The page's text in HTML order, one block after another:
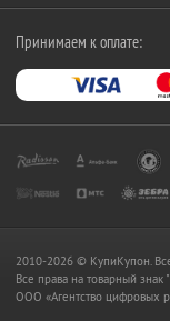
Принимаем к оплате:
2010-2026 © КупиКупон.
Все права на товарный
OOO «Агентство